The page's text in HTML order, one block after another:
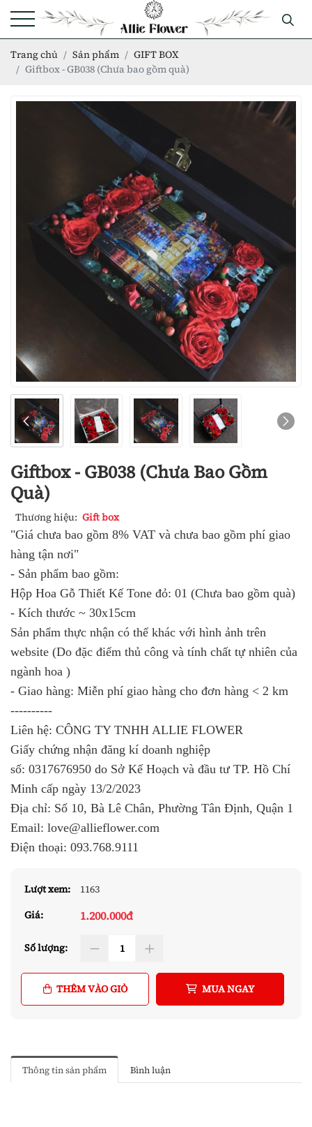
Trang chủ Sản phẩm
GIFT BOX
Giftbox - GB038 (Chưa bao gồm quà)
Giftbox - GB038 (Chưa Bao Gồm
Quà)
Thương hiệu: Gift box
"Giá chưa bao gồm 8% VAT và chưa bao gồm phí giao
hàng tận nơi"
- Sản phẩm bao gồm:
Hộp Hoa Gỗ Thiết Kế Tone đỏ: 01 (Chưa bao gồm quà)
- Kích thước ~ 30x15cm
Sản phẩm thực nhận có thể khác với hình ảnh trên
website (Do đặc điểm thủ công và tính chất tự nhiên của
ngành hoa )
- Giao hàng: Miễn phí giao hàng cho đơn hàng < 2 km
----------
Liên hệ: CÔNG TY TNHH ALLIE FLOWER
Giấy chứng nhận đăng kí doanh nghiệp
số: 0317676950 do Sở Kế Hoạch và đầu tư TP. Hồ Chí
Minh cấp ngày 13/2/2023
Địa chỉ: Số 10, Bà Lê Chân, Phường Tân Định, Quận 1
Email: love@allieflower.com
Điện thoại: 093.768.9111
Lượt xem:
1163
Giá:
1.200.000đ
Số lượng:
THÊM VÀO GIỎ MUA NGAY
Thông tin sản phẩm Bình luận